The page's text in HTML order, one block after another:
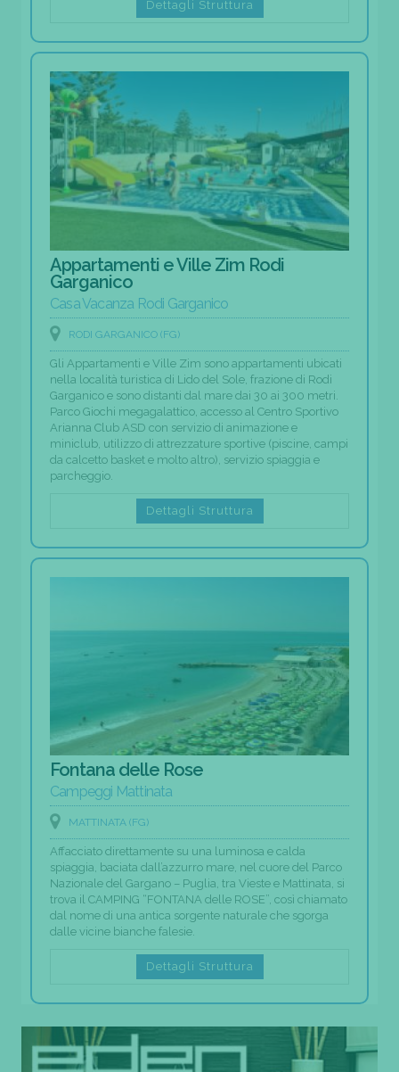
Dettagli Struttura
Appartamenti e Ville Zim Rodi
Garganico
Casa Vacanza Rodi Garganico
RODI GARGANICO (FG)
Gli Appartamenti e Ville Zim sono appartamenti ubicati
nella località turistica di Lido del Sole, frazione di Rodi
Garganico e sono distanti dal mare dai 30 ai 300 metri.
Parco Giochi megagalattico, accesso al Centro Sportivo
Arianna Club ASD con servizio di animazione e
miniclub, utilizzo di attrezzature sportive (piscine, campi
da calcetto basket e molto altro), servizio spiaggia e
parcheggio.
Dettagli Struttura
Fontana delle Rose
Campeggi Mattinata
MATTINATA (FG)
Affacciato direttamente su una luminosa e calda
spiaggia, baciata dall’azzurro mare, nel cuore del Parco
Nazionale del Gargano – Puglia, tra Vieste e Mattinata, si
trova il CAMPING “FONTANA delle ROSE”, così chiamato
dal nome di una antica sorgente naturale che sgorga
dalle vicine bianche falesie.
Dettagli Struttura